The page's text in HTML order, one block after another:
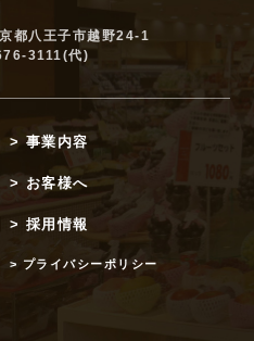
都八王子市越野24-1
3111(代)
> 事業内容
> お客様へ
> 採用情報
> プライバシーポリシー